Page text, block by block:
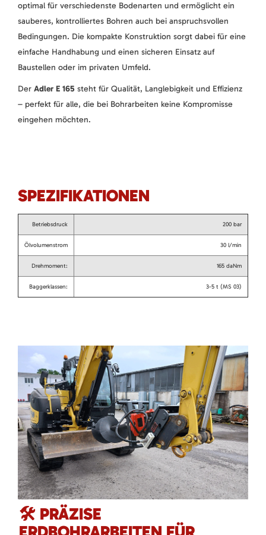
optimal für verschiedenste Bodenarten und ermöglicht ein
sauberes, kontrolliertes Bohren auch bei anspruchsvollen
Bedingungen. Die kompakte Konstruktion sorgt dabei für eine
einfache Handhabung und einen sicheren Einsatz auf
Baustellen oder im privaten Umfeld.
Der Adler E 165 steht für Qualität, Langlebigkeit und Effizienz
– perfekt für alle, die bei Bohrarbeiten keine Kompromisse
eingehen möchten.
SPEZIFIKATIONEN
Betriebsdruck 200 bar
Ölvolumenstrom 30 l/min
Drehmoment: 165 daNm
Baggerklassen: 3-5 t (MS 03)
🛠️ PRÄZISE